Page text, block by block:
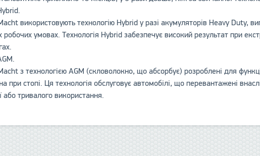
використовують технологію Hybrid у разі акумуляторів Heavy Duty,
робочих умовах. Технологія Hybrid забезпечує високий результат при
з технологією AGM (скловолокно, що абсорбує) розроблені для
при стопі. Ця технологія обслуговує автомобілі, що перевантажені
або тривалого використання.